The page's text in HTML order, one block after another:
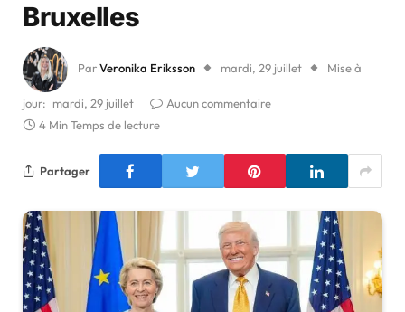
Bruxelles
ParVeronika Eriksson mardi, 29 juillet Mise à
jour: mardi, 29 juillet
Aucun commentaire
4 Min Temps de lecture
Partager